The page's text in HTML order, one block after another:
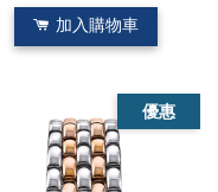
加入購物車
優惠